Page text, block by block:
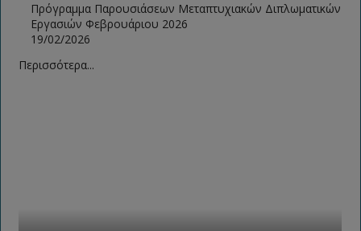
Πρόγραμμα Παρουσιάσεων Μεταπτυχιακών Διπλωματικών
Εργασιών Φεβρουάριου 2026
19/02/2026
Περισσότερα...